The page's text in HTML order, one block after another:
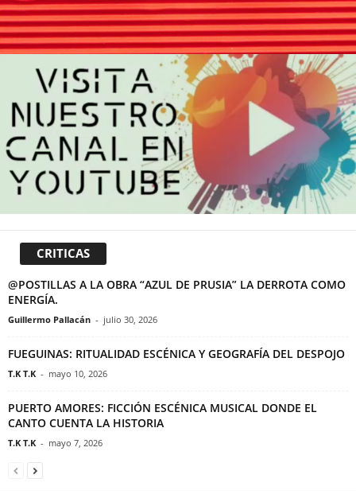
CRITICAS
@POSTILLAS A LA OBRA “AZUL DE PRUSIA” LA DERROTA COMO
ENERGÍA.
Guillermo Pallacán - julio 30, 2026
FUEGUINAS: RITUALIDAD ESCÉNICA Y GEOGRAFÍA DEL DESPOJO
T.K T.K - mayo 10, 2026
PUERTO AMORES: FICCIÓN ESCÉNICA MUSICAL DONDE EL
CANTO CUENTA LA HISTORIA
T.K T.K - mayo 7, 2026